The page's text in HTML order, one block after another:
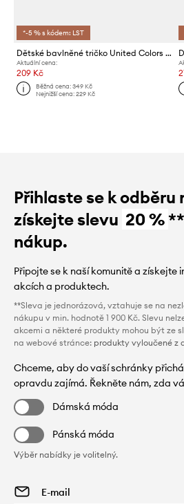
*-5 % s kódem: LST
Dětské bavlněné tričko United Colors of Benetton
Aktuální cena:
209 Kč
Běžná cena:349 Kč
Nejnižší cena:229 Kč
Přihlaste se k odběru
získejte slevu 20 %
nákup.
Připojte se k naší komunitě a získejte
akcích a produktech.
**Sleva je jednorázová, vztahuje se na
nákupu v min. hodnotě 1 900 Kč. Slevu
akcemi a některé produkty mohou být ze
na webové stránce: produkty vyloučené z
Chceme, aby do vaší schránky
opravdu zajímá. Řekněte nám, zda
Dámská móda
Pánská móda
Výběr nabídky je volitelný.